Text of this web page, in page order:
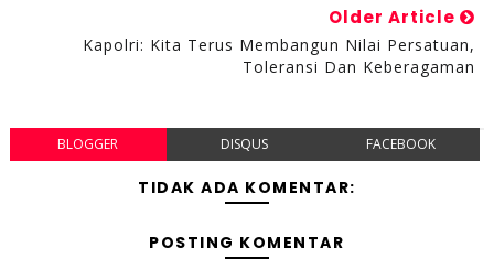
Older Article
Kapolri: Kita Terus Membangun Nilai Persatuan,
Toleransi Dan Keberagaman
BLOGGER DISQUS FACEBOOK
TIDAK ADA KOMENTAR:
POSTING KOMENTAR